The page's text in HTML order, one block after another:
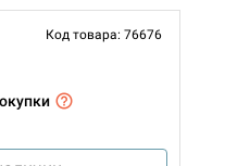
Код товара: 76676